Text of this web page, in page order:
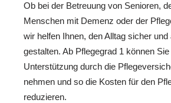
Ob bei der Betreuung von Senioren,
Menschen mit Demenz oder der
wir helfen Ihnen, den Alltag sicher
gestalten. Ab Pflegegrad 1 können
Unterstützung durch die
nehmen und so die Kosten für den
reduzieren.